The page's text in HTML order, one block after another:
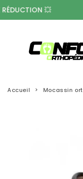
💥
Accueil Mocassin